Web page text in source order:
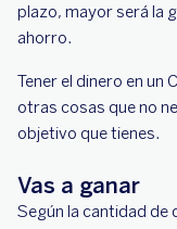
plazo, mayor será la
ahorro.
Tener el dinero en un
otras cosas que no
objetivo que tienes.
Vas a ganar
Según la cantidad de